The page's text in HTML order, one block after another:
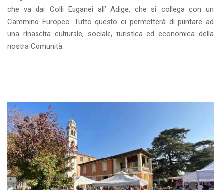
che va dai Colli Euganei all’ Adige, che si collega con un
Cammino Europeo. Tutto questo ci permetterà di puntare ad
una rinascita culturale, sociale, turistica ed economica della
nostra Comunità.